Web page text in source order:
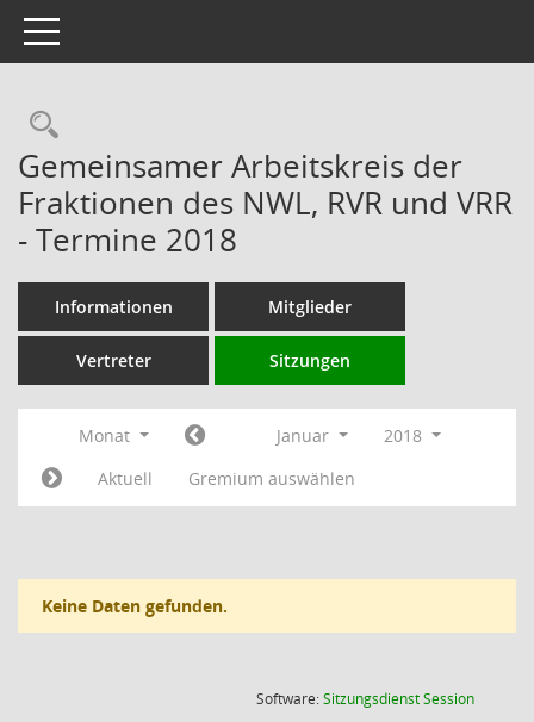
Toggle navigation
Rechercheauswahl
Gemeinsamer Arbeitskreis der
Fraktionen des NWL, RVR und VRR
- Termine 2018
Informationen Mitglieder
Vertreter Sitzungen
Monat Januar
2018
Aktuell
Gremium auswählen
Keine Daten gefunden.
Software:SitzungsdienstSession(Wird in